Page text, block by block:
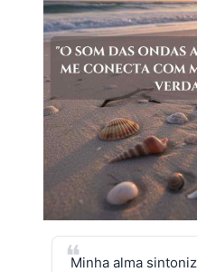
Minha alma